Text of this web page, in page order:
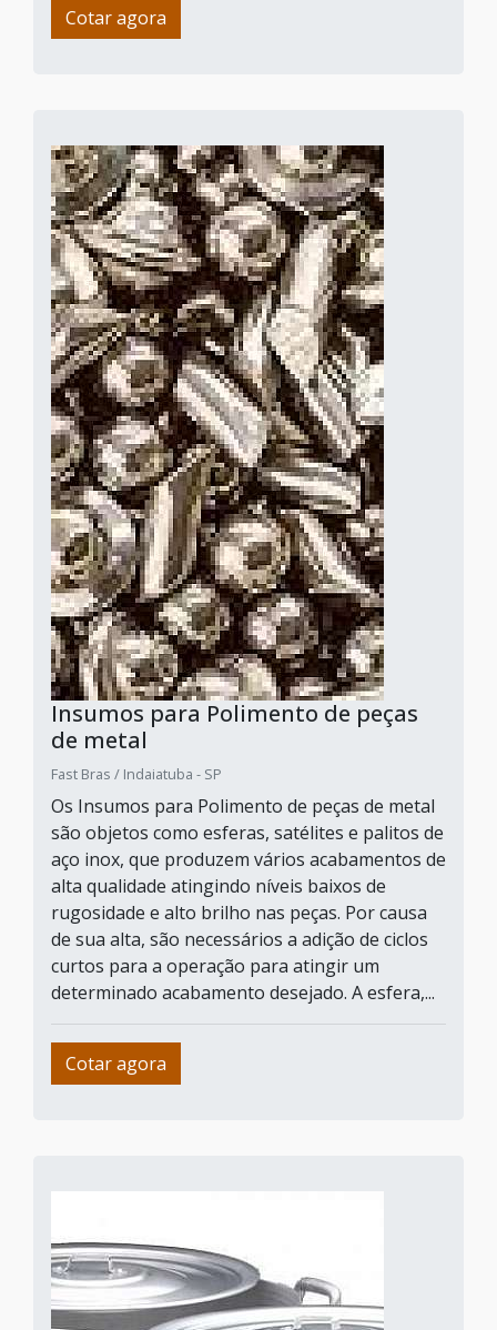
Cotar agora
Insumos para Polimento de peças
de metal
Fast Bras / Indaiatuba - SP
Os Insumos para Polimento de peças de metal
são objetos como esferas, satélites e palitos de
aço inox, que produzem vários acabamentos de
alta qualidade atingindo níveis baixos de
rugosidade e alto brilho nas peças. Por causa
de sua alta, são necessários a adição de ciclos
curtos para a operação para atingir um
determinado acabamento desejado. A esfera,...
Cotar agora